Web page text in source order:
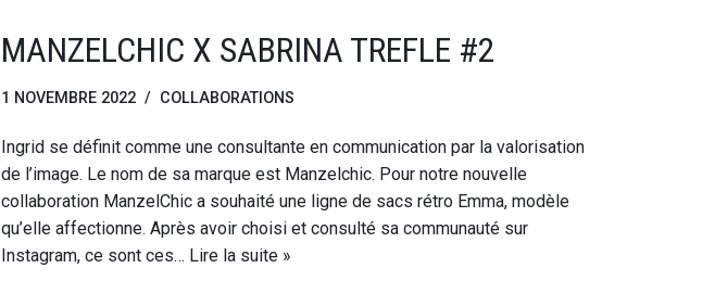
MANZELCHIC X SABRINA TREFLE #2
1 NOVEMBRE 2022 COLLABORATIONS
Ingrid se définit comme une consultante en communication par la valorisation
de l’image. Le nom de sa marque est Manzelchic. Pour notre nouvelle
collaboration ManzelChic a souhaité une ligne de sacs rétro Emma, modèle
qu’elle affectionne. Après avoir choisi et consulté sa communauté sur
Instagram, ce sont ces… Lire la suite »